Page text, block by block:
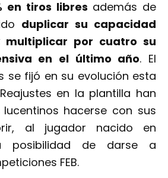
en tiros libres además de
duplicar su capacidad
multiplicar por cuatro su
en el último año. El
se fijó en su evolución esta
en la plantilla han
hacerse con sus
al jugador nacido en
posibilidad de darse a
FEB.